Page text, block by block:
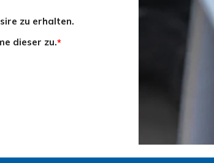
zu erhalten.
dieser zu.*